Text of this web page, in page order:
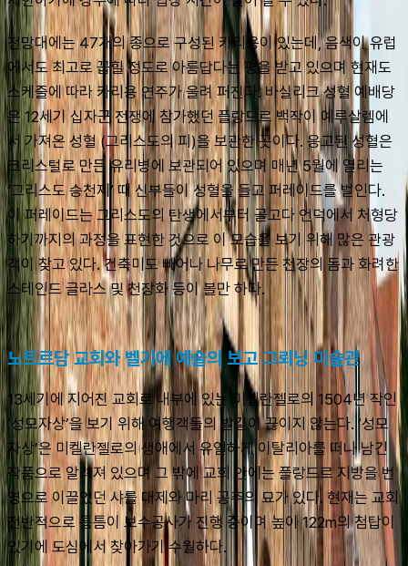
전망대에는 47개의 종으로 구성된 카리용이 있는데, 음색이 유럽
에서도 최고로 꼽힐 정도로 아름답다는 평을 받고 있으며 현재도
스케줄에 따라 카리용 연주가 울려 퍼진다. 바실리크 성혈 예배당
은 12세기 십자군 전쟁에 참가했던 플랑드르 백작이 예루살렘에
서 가져온 성혈 (그리스도의 피)을 보관한 곳이다. 응고된 성혈은
크리스털로 만든 유리병에 보관되어 있으며 매년 5월에 열리는
‘그리스도 승천제’ 때 신부들이 성혈을 들고 퍼레이드를 벌인다.
이 퍼레이드는 그리스도의 탄생에서부터 골고다 언덕에서 처형당
하기까지의 과정을 표현한 것으로 이 모습을 보기 위해 많은 관광
객이 찾고 있다. 건축미도 빼어나 나무로 만든 천장의 돔과 화려한
스테인드 글라스 및 천장화 등이 볼만 하다.
노트르담 교회와 벨기에 예술의 보고 그뢰닝 미술관
13세기에 지어진 교회로 내부에 있는 미켈란젤로의 1504년 작인
‘성모자상’을 보기 위해 여행객들의 발길이 끊이지 않는다. ‘성모
자상’은 미켈란젤로의 생애에서 유일하게 이탈리아를 떠나 남긴
작품으로 알려져 있으며 그 밖에 교회 안에는 플랑드르 지방을 번
영으로 이끌었던 샤를 대제와 마리 공주의 묘가 있다. 현재는 교회
전반적으로 틈틈이 보수공사가 진행 중이며 높이 122m의 첨탑이
있기에 도심에서 찾아가기 수월하다.